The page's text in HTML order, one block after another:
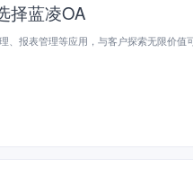
择蓝凌OA
、报表管理等应用，与客户探索无限价值